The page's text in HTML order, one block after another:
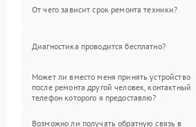
От чего зависит срок ремонта техники?
Диагностика проводится бесплатно?
Может ли вместо меня принять устройство
после ремонта другой человек, контактный
телефон которого я предоставлю?
Возможно ли получать обратную связь в